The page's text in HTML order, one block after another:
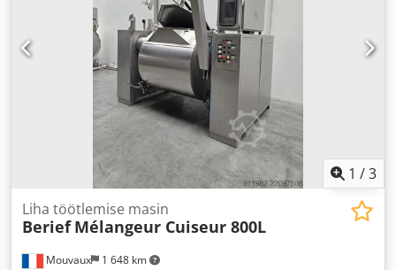
1 /3
Mouvaux 1 648 km
Liha töötlemise masin
Berief Mélangeur Cuiseur 800L